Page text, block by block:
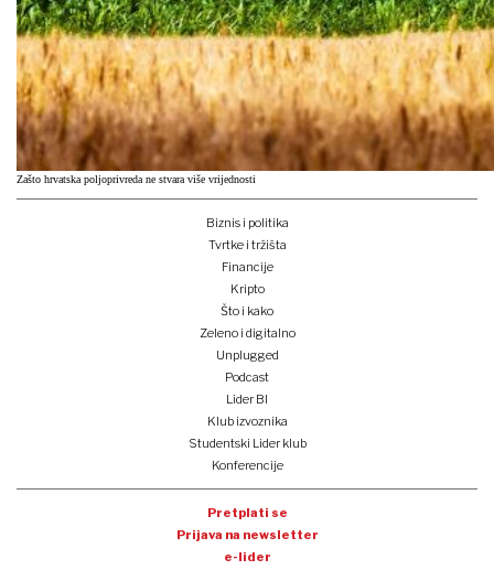
Zašto hrvatska poljoprivreda ne stvara više vrijednosti
Biznis i politika
Tvrtke i tržišta
Financije
Kripto
Što i kako
Zeleno i digitalno
Unplugged
Podcast
Lider BI
Klub izvoznika
Studentski Lider klub
Konferencije
Pretplati se
Prijava na newsletter
e-lider